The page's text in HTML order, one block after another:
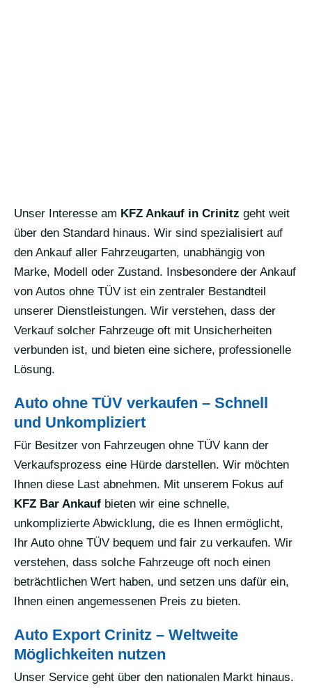
Unser Interesse am KFZ Ankauf in Crinitz geht weit
über den Standard hinaus. Wir sind spezialisiert auf
den Ankauf aller Fahrzeugarten, unabhängig von
Marke, Modell oder Zustand. Insbesondere der Ankauf
von Autos ohne TÜV ist ein zentraler Bestandteil
unserer Dienstleistungen. Wir verstehen, dass der
Verkauf solcher Fahrzeuge oft mit Unsicherheiten
verbunden ist, und bieten eine sichere, professionelle
Lösung.
Auto ohne TÜV verkaufen – Schnell
und Unkompliziert
Für Besitzer von Fahrzeugen ohne TÜV kann der
Verkaufsprozess eine Hürde darstellen. Wir möchten
Ihnen diese Last abnehmen. Mit unserem Fokus auf
KFZ Bar Ankauf bieten wir eine schnelle,
unkomplizierte Abwicklung, die es Ihnen ermöglicht,
Ihr Auto ohne TÜV bequem und fair zu verkaufen. Wir
verstehen, dass solche Fahrzeuge oft noch einen
beträchtlichen Wert haben, und setzen uns dafür ein,
Ihnen einen angemessenen Preis zu bieten.
Auto Export Crinitz – Weltweite
Möglichkeiten nutzen
Unser Service geht über den nationalen Markt hinaus.